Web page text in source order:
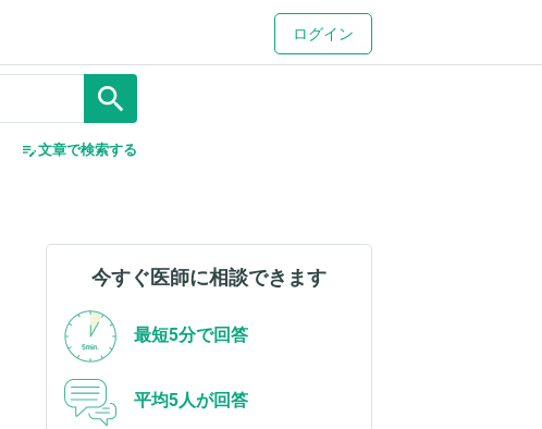
ログイン
search
edit_note文章で検索する
今すぐ医師に相談できます
最短5分で回答
平均5人が回答